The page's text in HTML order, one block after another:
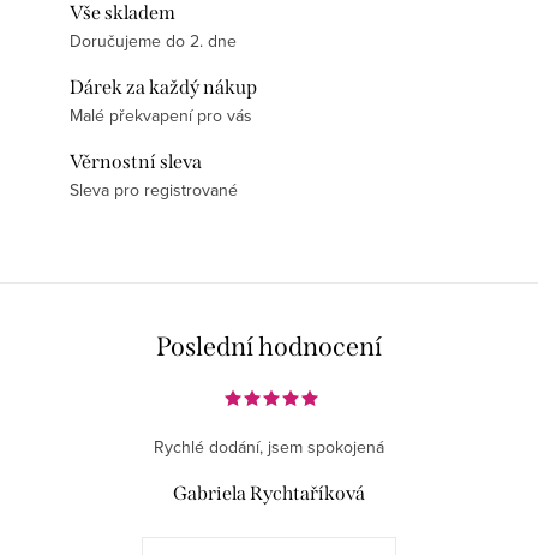
Vše skladem
Doručujeme do 2. dne
Dárek za každý nákup
Malé překvapení pro vás
Věrnostní sleva
Sleva pro registrované
Poslední hodnocení
Rychlé dodání, jsem spokojená
Gabriela Rychtaříková